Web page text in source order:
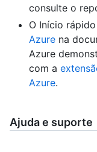
consulte o
O Início rápido
Azure na
Azure
com a
Azure.
Ajuda e suporte